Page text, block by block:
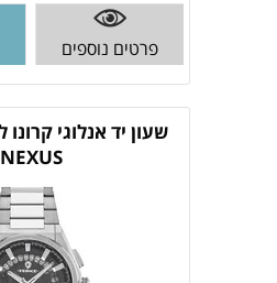
פרטים נוספים
NEXUS